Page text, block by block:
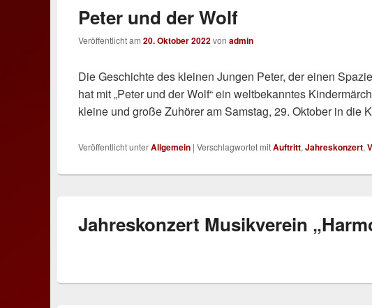
Peter und der Wolf
Veröffentlicht am 20. Oktober 2022von admin
Die Geschichte des kleinen Jungen Peter, der einen
hat mit „Peter und der Wolf“ ein weltbekanntes
kleine und große Zuhörer am Samstag, 29. Oktober in die
Veröffentlicht unterAllgemein | Verschlagwortet mitAuftritt, Jahreskonzert,
Jahreskonzert Musikverein